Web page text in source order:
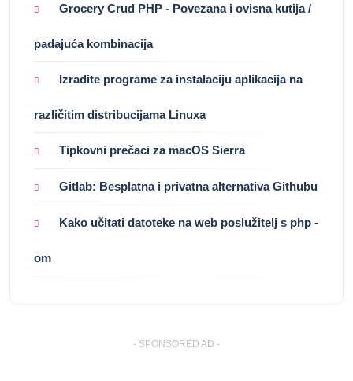
Grocery Crud PHP - Povezana i ovisna kutija /
padajuća kombinacija
Izradite programe za instalaciju aplikacija na
različitim distribucijama Linuxa
Tipkovni prečaci za macOS Sierra
Gitlab: Besplatna i privatna alternativa Githubu
Kako učitati datoteke na web poslužitelj s php -
om
- SPONSORED AD -